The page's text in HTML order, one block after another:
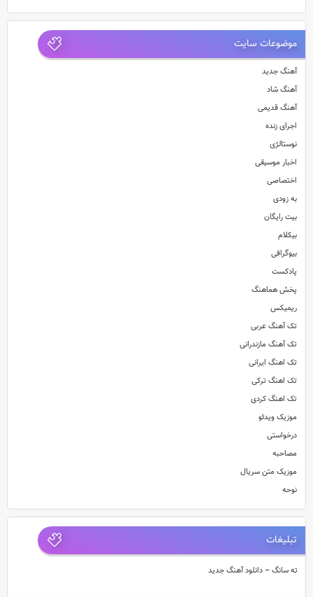
موضوعات سایت
آهنگ جدید
آهنگ شاد
آهنگ قدیمی
اجرای زنده
نوستالژی
اخبار موسیقی
اختصاصی
به زودی
بیت رایگان
بیکلام
بیوگرافی
پادکست
پخش هماهنگ
ریمیکس
تک آهنگ عربی
تک آهنگ مازندرانی
تک اهنگ ایرانی
تک اهنگ ترکی
تک اهنگ کردی
موزیک ویدئو
درخواستی
مصاحبه
موزیک متن سریال
نوحه
تبلیغات
ته سانگ – دانلود آهنگ جدید